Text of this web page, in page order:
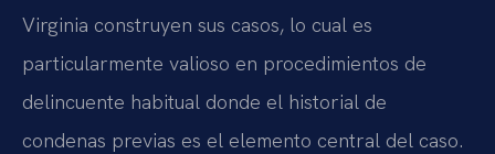
Virginia construyen sus casos, lo cual es
particularmente valioso en procedimientos de
delincuente habitual donde el historial de
condenas previas es el elemento central del caso.